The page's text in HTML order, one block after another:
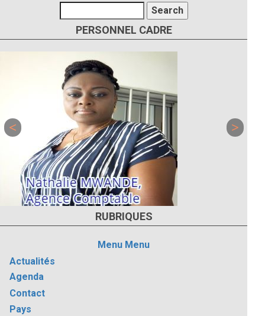
PERSONNEL CADRE
RUBRIQUES
Menu Menu
Actualités
Agenda
Contact
Pays